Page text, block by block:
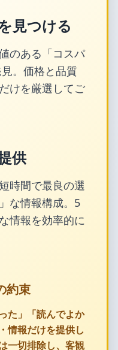
見つける
のある「コスパ
。価格と品質
けを厳選してご
供
時間で最良の選
な情報構成。5
情報を効率的に
約束
た」「読んでよか
情報だけを提供し
一切排除し、客観